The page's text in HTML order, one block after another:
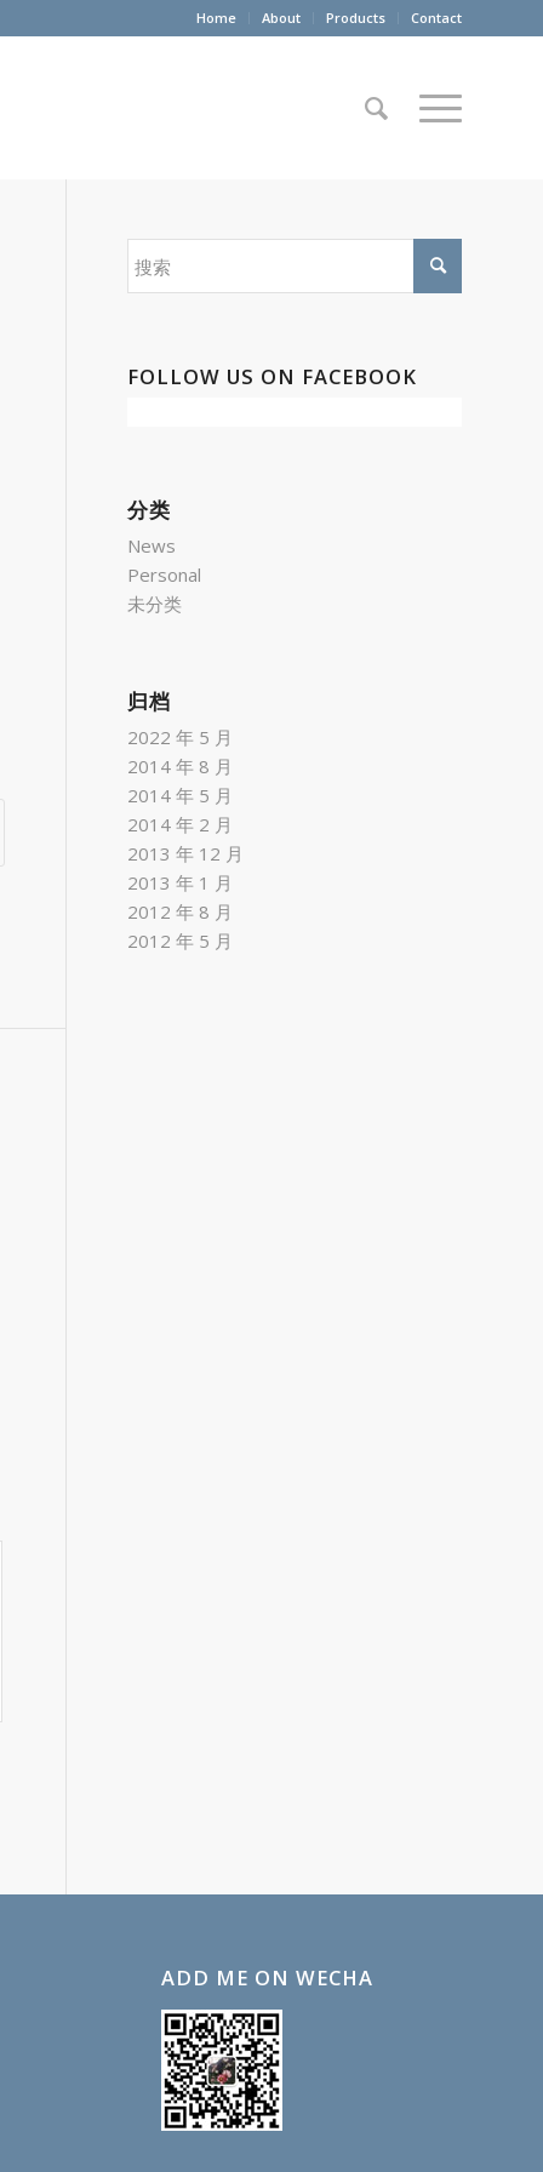
Home About Products Contact
FOLLOW US ON FACEBOOK
分类
News
Personal
未分类
归档
2022 年 5 月
2014 年 8 月
2014 年 5 月
2014 年 2 月
2013 年 12 月
2013 年 1 月
2012 年 8 月
2012 年 5 月
ADD ME ON WECHA